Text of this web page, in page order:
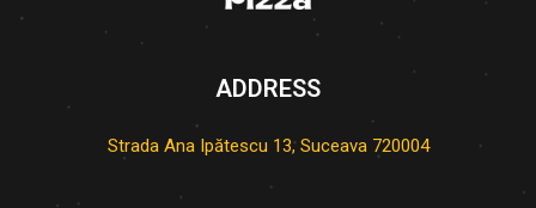
ADDRESS
Strada Ana Ipătescu 13, Suceava 720004